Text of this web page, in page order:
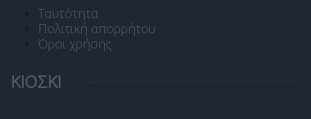
Ταυτότητα
Πολιτική απορρήτου
Όροι χρήσης
ΚΙΟΣΚΙ